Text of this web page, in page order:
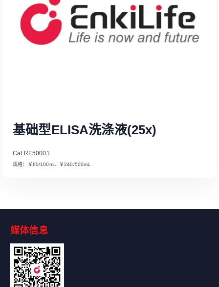
基础型ELISA洗涤液(25x)
Cat RE50001
规格：￥60/100mL; ￥240/500mL
媒体信息